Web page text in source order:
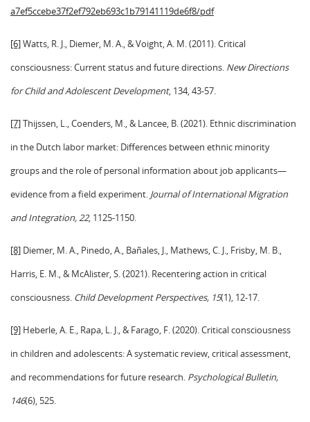
a7ef5ccebe37f2ef792eb693c1b79141119de6f8/pdf
[6]Watts, R. J., Diemer, M. A., & Voight, A. M. (2011). Critical
consciousness: Current status and future directions. New Directions
for Child and Adolescent Development, 134, 43-57.
[7]Thijssen, L., Coenders, M., & Lancee, B. (2021). Ethnic discrimination
in the Dutch labor market: Differences between ethnic minority
groups and the role of personal information about job applicants—
evidence from a field experiment. Journal of International Migration
and Integration, 22, 1125-1150.
[8] Diemer, M. A., Pinedo, A., Bañales, J., Mathews, C. J., Frisby, M. B.,
Harris, E. M., & McAlister, S. (2021). Recentering action in critical
consciousness. Child Development Perspectives, 15(1), 12-17.
[9] Heberle, A. E., Rapa, L. J., & Farago, F. (2020). Critical consciousness
in children and adolescents: A systematic review, critical assessment,
and recommendations for future research. Psychological Bulletin,
146(6), 525.